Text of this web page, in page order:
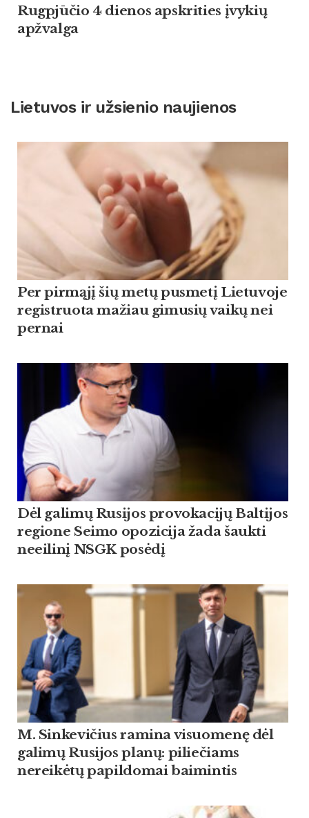
Rugpjūčio 4 dienos apskrities įvykių
apžvalga
Lietuvos ir užsienio naujienos
Per pirmąjį šių metų pusmetį Lietuvoje
registruota mažiau gimusių vaikų nei
pernai
Dėl galimų Rusijos provokacijų Baltijos
regione Seimo opozicija žada šaukti
neeilinį NSGK posėdį
M. Sinkevičius ramina visuomenę dėl
galimų Rusijos planų: piliečiams
nereikėtų papildomai baimintis